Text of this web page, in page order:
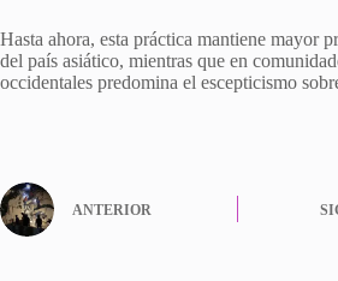
Hasta ahora, esta práctica mantiene mayor
del país asiático, mientras que en
occidentales predomina el escepticismo
ANTERIOR